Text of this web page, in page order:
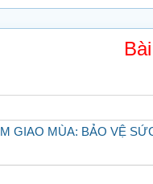
GIAO MÙA: BẢO VỆ